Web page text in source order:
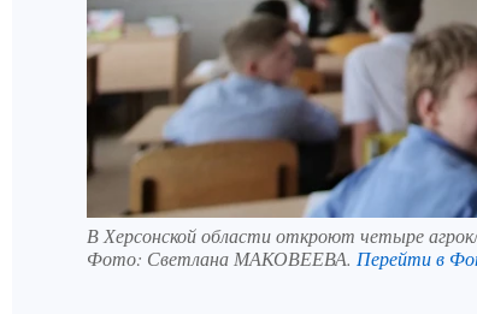
В Херсонской области откроют четыре
Фото: Светлана МАКОВЕЕВА. Перейти в